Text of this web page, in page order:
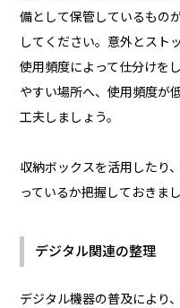
備として保管しているもの
してください。意外とスト
使用頻度によって仕分けを
やすい場所へ、使用頻度が
工夫しましょう。
収納ボックスを活用したり
っているか把握しておきまし
デジタル関連の整理
デジタル機器の普及により